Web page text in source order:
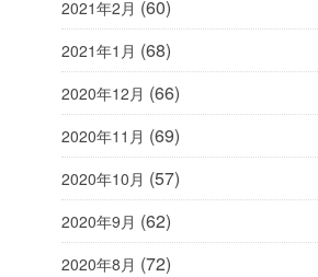
2021年2月 (60)
2021年1月 (68)
2020年12月 (66)
2020年11月 (69)
2020年10月 (57)
2020年9月 (62)
2020年8月 (72)